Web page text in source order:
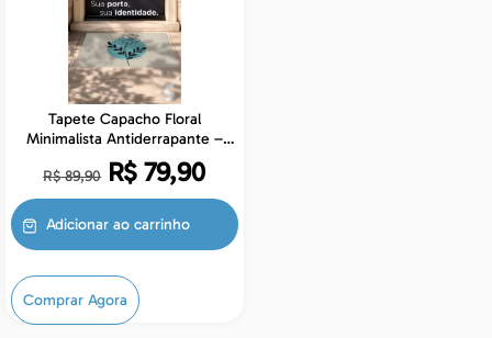
Tapete Capacho Floral
Minimalista Antiderrapante –
Tapete de Entrada Decorativo
Elegante
R$89,90 R$ 79,90
Adicionar ao carrinho
Comprar Agora